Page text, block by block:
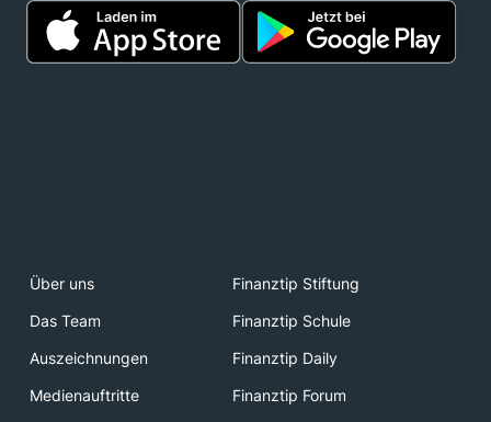
Über uns
Finanztip Stiftung
Das Team
Finanztip Schule
Auszeichnungen
Finanztip Daily
Medienauftritte
Finanztip Forum